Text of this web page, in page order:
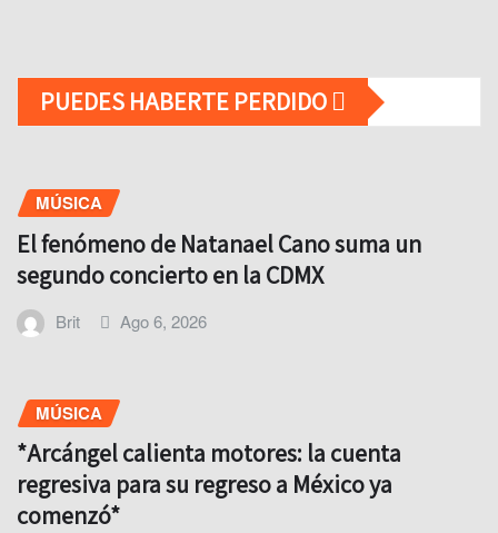
PUEDES HABERTE PERDIDO
MÚSICA
El fenómeno de Natanael Cano suma un
segundo concierto en la CDMX
Brit Ago 6, 2026
MÚSICA
*Arcángel calienta motores: la cuenta
regresiva para su regreso a México ya
comenzó*